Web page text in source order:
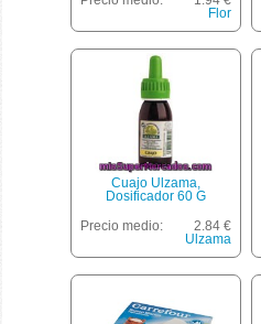
Flor
Cuajo Ulzama,
Dosificador 60 G
Precio medio:
2.84 €
Ulzama